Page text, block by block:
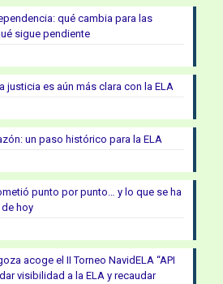
qué cambia para las
sigue pendiente
justicia es aún más clara con la ELA
un paso histórico para la ELA
punto por punto… y lo que se ha
hoy
acoge el II Torneo NavidELA “API
visibilidad a la ELA y recaudar